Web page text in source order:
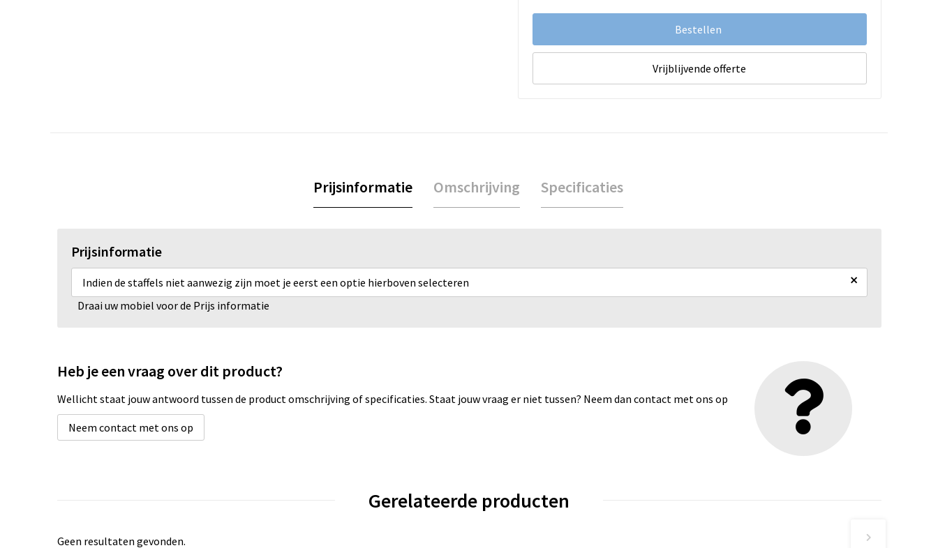
Bestellen
Vrijblijvende offerte
Prijsinformatie Omschrijving Specificaties
Prijsinformatie
Indien de staffels niet aanwezig zijn moet je eerst een optie hierboven selecteren ×
Draai uw mobiel voor de Prijs informatie
Heb je een vraag over dit product?
Wellicht staat jouw antwoord tussen de product omschrijving of specificaties. Staat jouw vraag er niet tussen? Neem dan contact met ons op
Neem contact met ons op
Gerelateerde producten
Geen resultaten gevonden.